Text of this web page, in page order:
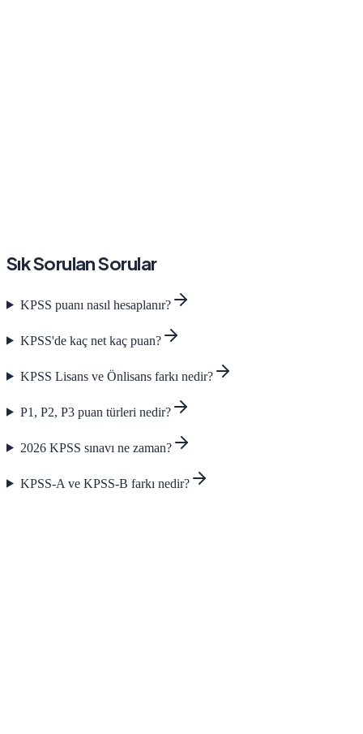
Sık Sorulan Sorular
KPSS puanı nasıl hesaplanır?
KPSS'de kaç net kaç puan?
KPSS Lisans ve Önlisans farkı nedir?
P1, P2, P3 puan türleri nedir?
2026 KPSS sınavı ne zaman?
KPSS-A ve KPSS-B farkı nedir?